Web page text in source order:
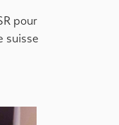
pour
suisse